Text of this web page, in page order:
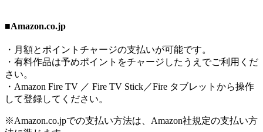
■Amazon.co.jp
・月額とポイントチャージの支払いが可能です。
・有料作品は予めポイントをチャージしたうえでご利用くだ
さい。
・Amazon Fire TV ／ Fire TV Stick／Fire タブレットから操作
して登録してください。
※Amazon.co.jpでの支払い方法は、Amazon社規定の支払い方